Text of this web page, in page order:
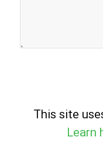
This site
Learn